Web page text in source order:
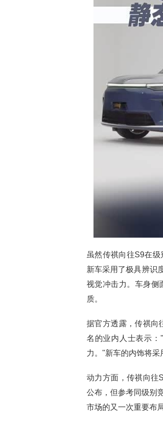
虽然传祺向往S9在
新车采用了极具辨识
视觉冲击力。车身侧
质。
据官方透露，传祺向
名的业内人士表示
力。"新车的内饰将采
动力方面，传祺向往
公布，但参考同级别
市场的又一次重要布局